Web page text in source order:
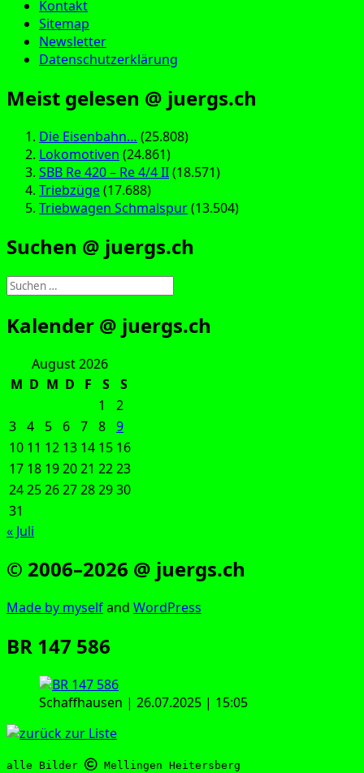
Kontakt
Sitemap
Newsletter
Datenschutzerklärung
Meist gelesen @ juergs.ch
Die Eisenbahn… (25.808)
Lokomotiven (24.861)
SBB Re 420 – Re 4/4 II(18.571)
Triebzüge(17.688)
Triebwagen Schmalspur(13.504)
Suchen @ juergs.ch
Suchen
nach:
Kalender @ juergs.ch
August 2026
M D M D F S
S
1
2
3 4 5 6 7 8 9
10 11 12 13 14 15 16
17 18 192021 2223
24252627282930
31
« Juli
© 2006–2026 @ juergs.ch
Made by mys­elfand Word­Press
BR 147 586
Schaff­hau­sen | 26.07.2025 | 15:05
alle Bilder Mellingen Heitersberg